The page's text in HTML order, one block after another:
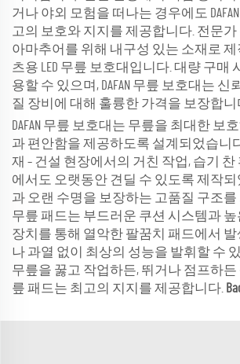
거나 야외 모험을 떠나는 경우에도
고의 보호와 지지를 제공합니다. 전문
아마추어를 위해 내구성 있는 소재로
츠용 LED 무릎 보호대입니다. 대량 구매
용할 수 있으며, DAFAN 무릎 보호대는 신
질 장비에 대해 훌륭한 가격을 보장합니
DAFAN 무릎 보호대는 무릎을 최대한 보
과 편안함을 제공하도록 설계되었습니
재 – 건설 현장에서의 거친 작업, 습기 찬
에서도 오랫동안 견딜 수 있도록 제작
과 오랜 수명을 보장하는 고품질 구조를
무릎 패드는 부드러운 쿠션 시스템과
장치를 통해 열악한 팔꿈치 패드에서 발
나 과열 없이 최상의 성능을 발휘할 수
무릎을 꿇고 작업하든, 뛰거나 점프하든
릎 패드는 최고의 지지를 제공합니다.